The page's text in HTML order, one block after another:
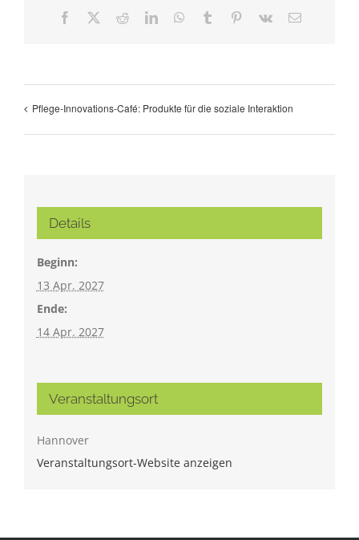
Facebook RedditLinkedInWhatsApp
Tumblr Pinterest
Vk Email
Pflege-Innovations-Café: Produkte für die soziale Interaktion
Details
Beginn:
13 Apr. 2027
Ende:
14 Apr. 2027
Veranstaltungsort
Hannover
Veranstaltungsort-Website anzeigen